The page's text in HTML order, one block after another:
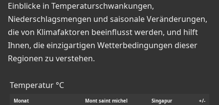
Einblicke in Temperaturschwankungen,
Niederschlagsmengen und saisonale Veränderungen,
die von Klimafaktoren beeinflusst werden, und hilft
Ihnen, die einzigartigen Wetterbedingungen dieser
Regionen zu verstehen.
Temperatur °C
Monat Mont saint michel Singapur +/-